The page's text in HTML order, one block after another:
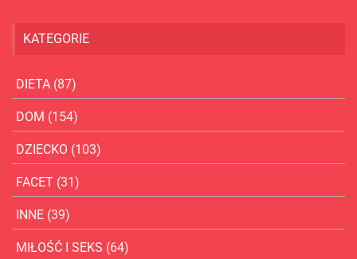
KATEGORIE
DIETA (87)
DOM (154)
DZIECKO (103)
FACET (31)
INNE (39)
MIŁOŚĆ I SEKS (64)